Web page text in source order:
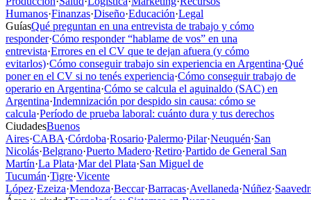
Humanos·Finanzas·Diseño·Educación·Legal
GuíasQué preguntan en una entrevista de trabajo y cómo
responder·Cómo responder “hablame de vos” en una
entrevista·Errores en el CV que te dejan afuera (y cómo
evitarlos)·Cómo conseguir trabajo sin experiencia en Argentina·Qué
poner en el CV si no tenés experiencia·Cómo conseguir trabajo de
operario en Argentina·Cómo se calcula el aguinaldo (SAC) en
Argentina·Indemnización por despido sin causa: cómo se
calcula·Período de prueba laboral: cuánto dura y tus derechos
CiudadesBuenos
Aires·CABA·Córdoba·Rosario·Palermo·Pilar·Neuquén·San
Nicolás·Belgrano·Puerto Madero·Retiro·Partido de General San
Martín·La Plata·Mar del Plata·San Miguel de
Tucumán·Tigre·Vicente
López·Ezeiza·Mendoza·Beccar·Barracas·Avellaneda·Núñez·